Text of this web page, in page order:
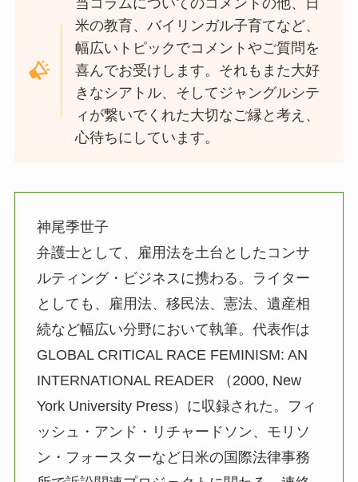
当コラムについてのコメントの他、日
米の教育、バイリンガル子育てなど、
幅広いトピックでコメントやご質問を
喜んでお受けします。それもまた大好
きなシアトル、そしてジャングルシテ
ィが繋いでくれた大切なご縁と考え、
心待ちにしています。
神尾季世子
弁護士として、雇用法を土台としたコンサ
ルティング・ビジネスに携わる。ライター
としても、雇用法、移民法、憲法、遺産相
続など幅広い分野において執筆。代表作は
GLOBAL CRITICAL RACE FEMINISM: AN
INTERNATIONAL READER （2000, New
York University Press）に収録された。フィ
ッシュ・アンド・リチャードソン、モリソ
ン・フォースターなど日米の国際法律事務